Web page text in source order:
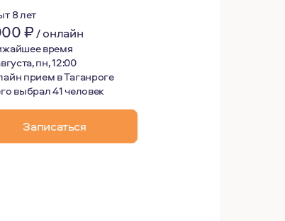
8 лет
₽/онлайн
время
пн, 12:00
прием в Таганроге
выбрал 41 человек
Записаться
жизни и личного выбора, про